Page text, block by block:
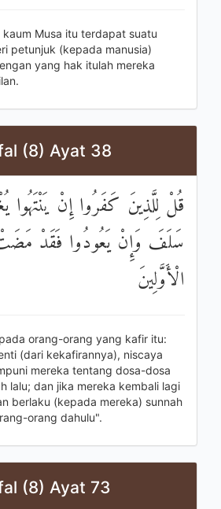
Musa itu terdapat suatu
petunjuk (kepada manusia)
yang hak itulah mereka
(8) Ayat 38
قُلْ لِلَّذِينَ كَفَرُوا إِنْ يَنْتَهُوا
سَلَفَ وَإِنْ يَعُودُوا فَقَدْ
الْأَوَّلِينَ
orang-orang yang kafir itu:
(dari kekafirannya), niscaya
mereka tentang dosa-dosa
lalu; dan jika mereka kembali lagi
berlaku (kepada mereka) sunnah
orang dahulu".
(8) Ayat 73